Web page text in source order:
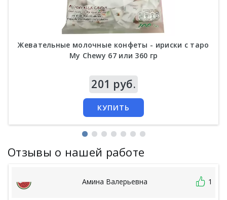
Жевательные молочные конфеты - ириски с таро
My Chewy 67 или 360 гр
201 руб.
КУПИТЬ
Отзывы о нашей работе
Амина Валерьевна 1